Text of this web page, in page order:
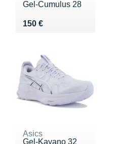
Gel-Cumulus 28
150 €
Vendu 150 €
Asics
Gel-Kayano 32